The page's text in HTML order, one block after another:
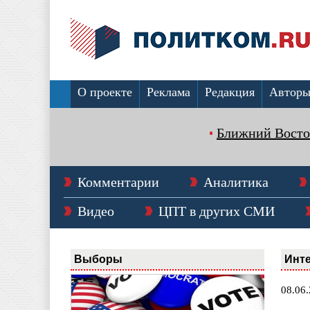
О проекте Реклама Редакция Авторы
Ближний
Комментарии
Аналитика
Видео
ЦПТ в других СМИ
Выборы